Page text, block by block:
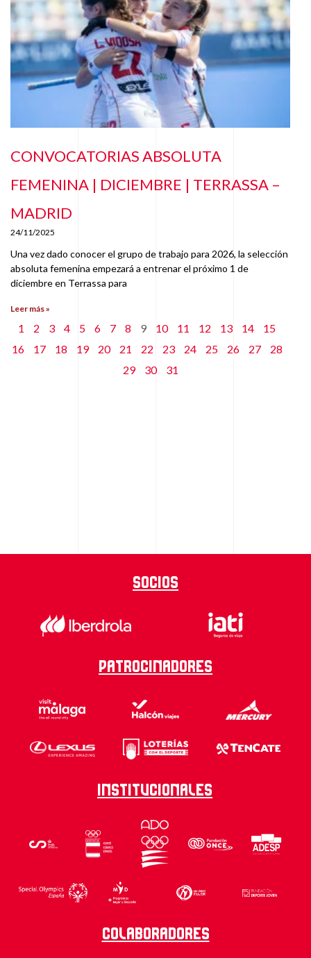
CONVOCATORIAS ABSOLUTA
FEMENINA | DICIEMBRE | TERRASSA –
MADRID
24/11/2025
Una vez dado conocer el grupo de trabajo para 2026, la selección
absoluta femenina empezará a entrenar el próximo 1 de
diciembre en Terrassa para
Leer más »
1 2 3 4 5 6 7 8 9 10 11 12 13 14
15
16
17 18 19 20 21 22 23 24 25 26 27
28
29
30 31
Socios
Patrocinadores
Institucionales
Colaboradores